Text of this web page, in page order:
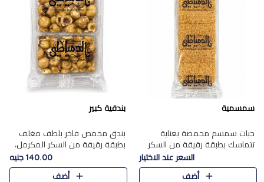
سمسمية
حبات سمسم محمصة بعناية
تتماسك بطبقة رقيقة من السكر
المكرمل، لتقدم طعم السمسم
المميز وقرمشتة التي ارتبطت ببهجة
المولد عبر الأجيال.
السعر عند الاختيار
أضف
بندقية كبير
بندق محمص فاخر بلطف مغلف
بطبقة رقيقة من السكر المكرمل،
يجمع بين النكهة الغنية ناتي
والقرمشة الراقية المرضية في
حلوى شرقية أنيقه بطابع مميز.
140.00 جنيه
أضف